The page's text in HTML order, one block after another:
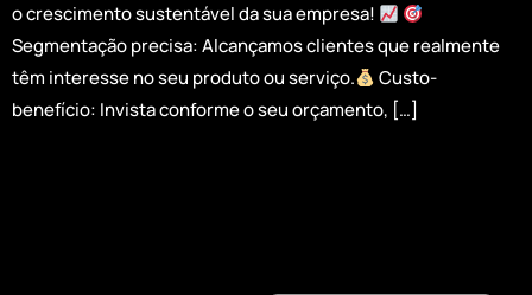
o crescimento sustentável da sua empresa!
Segmentação precisa: Alcançamos clientes que realmente
têm interesse no seu produto ou serviço.
Custo-
benefício: Invista conforme o seu orçamento, […]